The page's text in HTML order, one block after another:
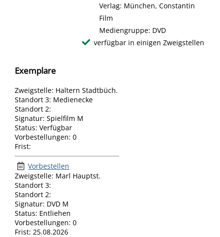
Verlag: München, Constantin
Film
Mediengruppe: DVD
verfügbar in einigen Zweigstellen
Exemplare
Zweigstelle: Haltern Stadtbüch.
Standort 3: Medienecke
Standort 2:
Signatur: Spielfilm M
Status: Verfügbar
Vorbestellungen: 0
Frist:
Vorbestellen
Zweigstelle: Marl Hauptst.
Standort 3:
Standort 2:
Signatur: DVD M
Status: Entliehen
Vorbestellungen: 0
Frist: 25.08.2026